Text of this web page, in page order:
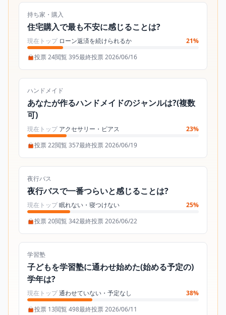
持ち家・購入
住宅購入で最も不安に感じることは?
現在トップ ローン返済を続けられるか
21%
投票 24閲覧 395最終投票 2026/06/16
ハンドメイド
あなたが作るハンドメイドのジャンルは?(複数
可)
現在トップ アクセサリー・ピアス
23%
投票 22閲覧 357最終投票 2026/06/19
夜行バス
夜行バスで一番つらいと感じることは?
現在トップ眠れない・寝つけない
25%
投票 20閲覧 342最終投票 2026/06/22
学習塾
子どもを学習塾に通わせ始めた(始める予定の)
学年は?
現在トップ通わせていない・予定なし
38%
投票 13閲覧 498最終投票 2026/06/11